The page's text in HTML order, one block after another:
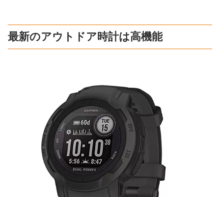
最新のアウトドア時計は高機能